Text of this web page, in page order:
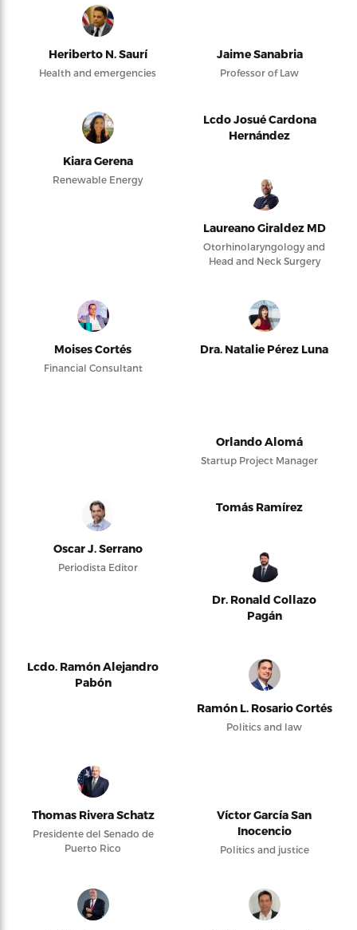
Heriberto N. Saurí
Health and emergencies
Jaime Sanabria
Professor of Law
Kiara Gerena
Renewable Energy
Lcdo Josué Cardona
Hernández
Laureano Giraldez MD
Otorhinolaryngology and
Head and Neck Surgery
Moises Cortés
Financial Consultant
Dra. Natalie Pérez Luna
Orlando Alomá
Startup Project Manager
Oscar J. Serrano
Periodista Editor
Tomás Ramírez
Dr. Ronald Collazo
Pagán
Lcdo. Ramón Alejandro
Pabón
Ramón L. Rosario Cortés
Politics and law
Thomas Rivera Schatz
Presidente del Senado de
Puerto Rico
Víctor García San
Inocencio
Politics and justice